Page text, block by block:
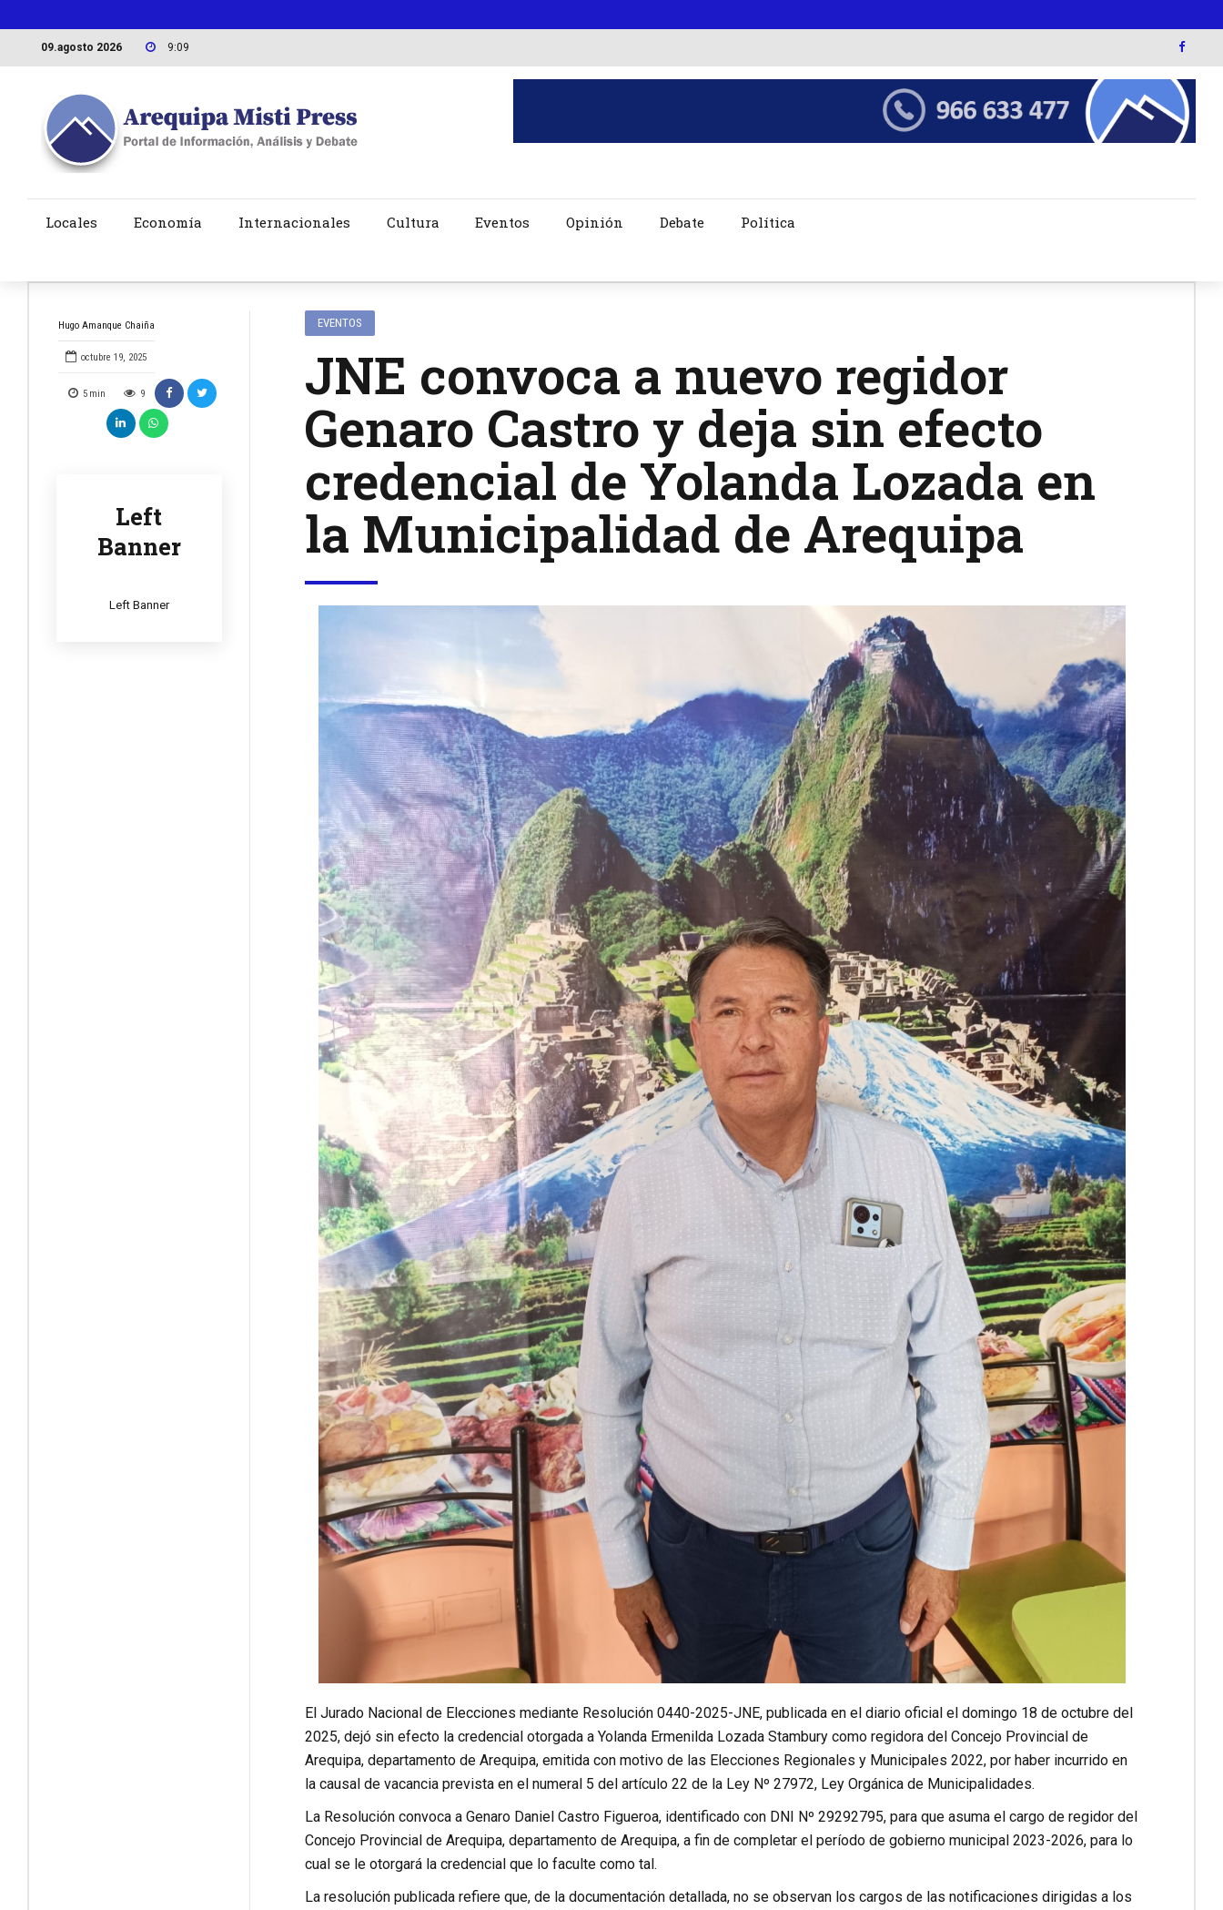
09.agosto 2026 9:09
Locales Economía Internacionales Cultura Eventos Opinión Debate Política
Hugo Amanque Chaiña
octubre 19, 2025
5 min 9
Left
Banner
Left Banner
EVENTOS
JNE convoca a nuevo regidor
Genaro Castro y deja sin efecto
credencial de Yolanda Lozada en
la Municipalidad de Arequipa
El Jurado Nacional de Elecciones mediante Resolución 0440-2025-JNE, publicada en el diario oficial el domingo 18 de octubre del
2025, dejó sin efecto la credencial otorgada a Yolanda Ermenilda Lozada Stambury como regidora del Concejo Provincial de
Arequipa, departamento de Arequipa, emitida con motivo de las Elecciones Regionales y Municipales 2022, por haber incurrido en
la causal de vacancia prevista en el numeral 5 del artículo 22 de la Ley Nº 27972, Ley Orgánica de Municipalidades.
La Resolución convoca a Genaro Daniel Castro Figueroa, identificado con DNI Nº 29292795, para que asuma el cargo de regidor del
Concejo Provincial de Arequipa, departamento de Arequipa, a fin de completar el período de gobierno municipal 2023-2026, para lo
cual se le otorgará la credencial que lo faculte como tal.
La resolución publicada refiere que, de la documentación detallada, no se observan los cargos de las notificaciones dirigidas a los